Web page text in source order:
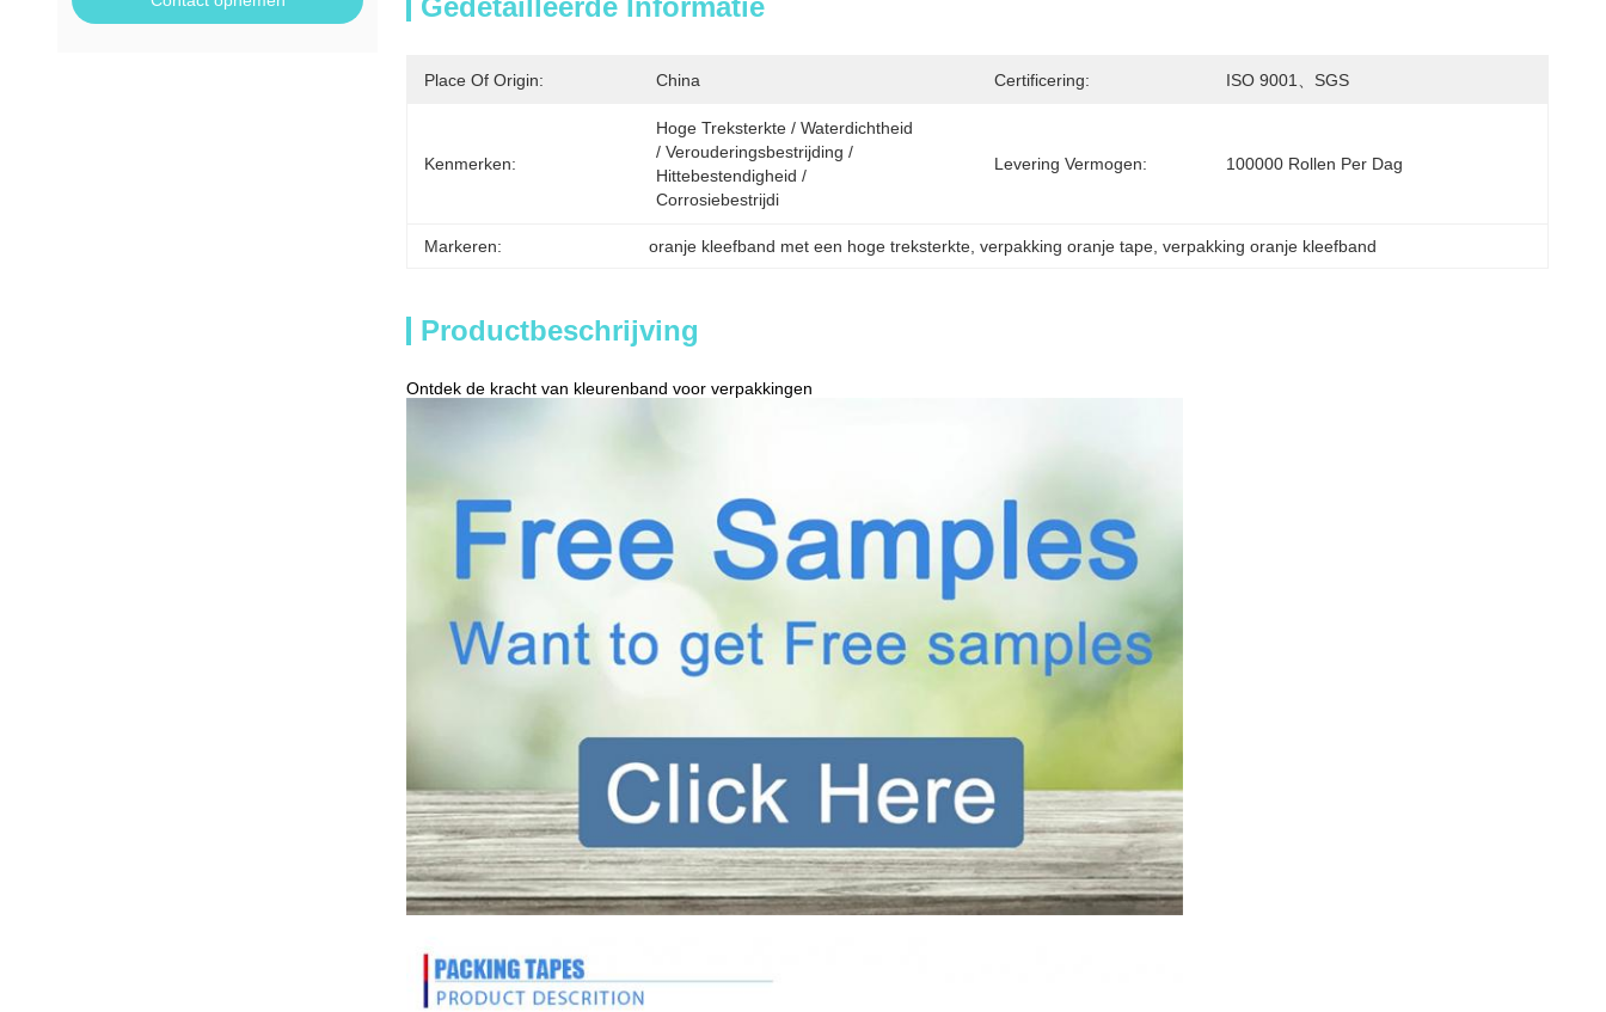
Gedetailleerde Informatie
Place Of Origin: China Certificering: ISO 9001、SGS
Kenmerken:
Hoge Treksterkte / Waterdichtheid
/ Verouderingsbestrijding /
Hittebestendigheid /
Corrosiebestrijdi
Levering Vermogen: 100000 Rollen Per Dag
Markeren: oranje kleefband met een hoge treksterkte , verpakking oranje tape , verpakking oranje kleefband
Productbeschrijving
Ontdek de kracht van kleurenband voor verpakkingen